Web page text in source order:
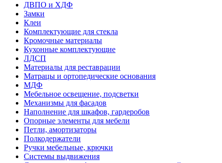
ДВПО и ХДФ
Замки
Клеи
Комплектующие для стекла
Кромочные материалы
Кухонные комплектующие
ЛДСП
Материалы для реставрации
Матрацы и ортопедические основания
МДФ
Мебельное освещение, подсветки
Механизмы для фасадов
Наполнение для шкафов, гардеробов
Опорные элементы для мебели
Петли, амортизаторы
Полкодержатели
Ручки мебельные, крючки
Системы выдвижения